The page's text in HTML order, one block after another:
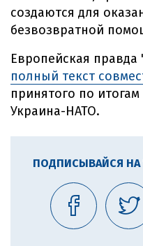
создаются для
безвозвратной
Европейская
полный текст
принятого по
Украина-НАТО.
ПОДПИСЫВАЙСЯ НА